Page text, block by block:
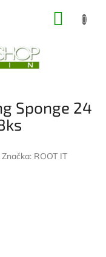
Sponge 24
Značka: ROOT IT